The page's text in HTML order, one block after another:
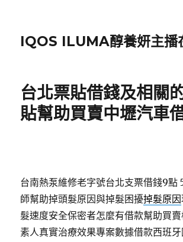
IQOS ILUMA醇養妍主播
台北票貼借錢及相關
貼幫助買賣中壢汽車
台南熱泵維修老字號台北支票借錢9點
師幫助掉頭髮原因與掉髮困擾掉髮原因
髮速度安全保密者怎麼有借款幫助買
素人真實治療效果專案數據借款西班